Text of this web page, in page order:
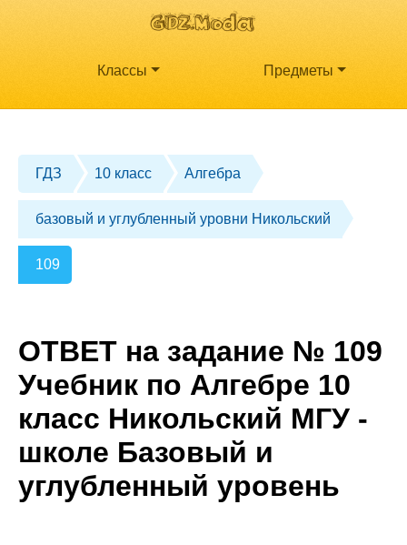
Классы Предметы
ГДЗ 10 класс Алгебра
базовый и углубленный уровни Никольский
109
ОТВЕТ на задание № 109
Учебник по Алгебре 10
класс Никольский МГУ -
школе Базовый и
углубленный уровень